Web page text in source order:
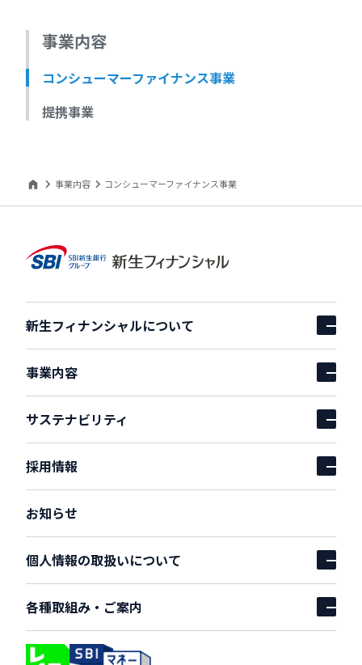
事業内容
コンシューマーファイナンス事業
提携事業
事業内容 コンシューマーファイナンス事業
新生フィナンシャルについて アコーディオンを開
事業内容 アコーディオンを開
サステナビリティ アコーディオンを開
採用情報 アコーディオンを開
お知らせ
個人情報の取扱いについて アコーディオンを開
各種取組み・ご案内 アコーディオンを開